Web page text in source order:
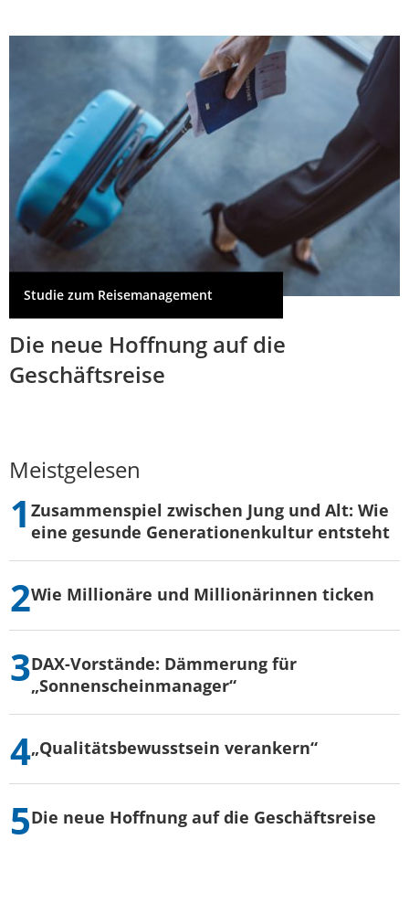
Studie zum Reisemanagement
Die neue Hoffnung auf die
Geschäftsreise
Meistgelesen
Zusammenspiel zwischen Jung und Alt: Wie
eine gesunde Generationenkultur entsteht
Wie Millionäre und Millionärinnen ticken
DAX-Vorstände: Dämmerung für
„Sonnenscheinmanager“
„Qualitätsbewusstsein verankern“
Die neue Hoffnung auf die Geschäftsreise